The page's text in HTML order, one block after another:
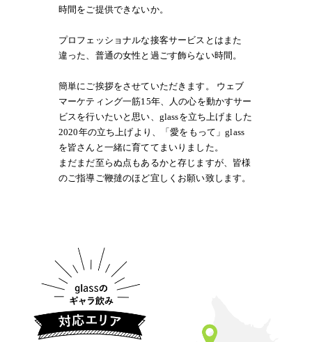
時間をご提供できないか。
プロフェッショナルな接客サービスとはまた
違った、普通の女性と過ごす飾らない時間。
簡単にご挨拶をさせていただきます。 ウェブ
マーケティング一筋15年、人の心を動かすサー
ビスを行いたいと思い、glassを立ち上げました
2020年の立ち上げより、「愛をもって」glass
を皆さんと一緒に育ててまいりました。
まだまだ至らぬ点もあるかと存じますが、皆様
のご指導ご鞭撻のほど宜しくお願い致します。